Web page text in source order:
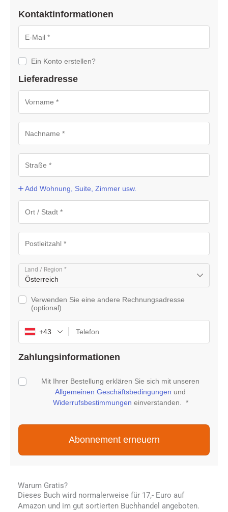
Kontaktinformationen
Ein Konto erstellen?
Lieferadresse
Add Wohnung, Suite, Zimmer usw.
Land / Region *
Österreich
Verwenden Sie eine andere Rechnungsadresse
(optional)
+43
Zahlungsinformationen
Mit Ihrer Bestellung erklären Sie sich mit unseren
Allgemeinen Geschäftsbedingungen und
Widerrufsbestimmungen einverstanden. *
Erforderlich
Abonnement erneuern
Warum Gratis?
Dieses Buch wird normalerweise für 17,- Euro auf
Amazon und im gut sortierten Buchhandel angeboten.